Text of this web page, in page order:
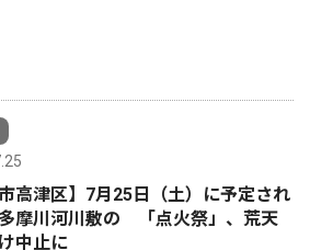
市高津区】7月25日（土）に予定され
摩川河川敷の 「点火祭」、荒天
中止に